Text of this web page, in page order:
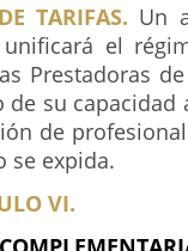
TARIFAS. Un
el
Prestadoras
su
de
se expida.
VI.